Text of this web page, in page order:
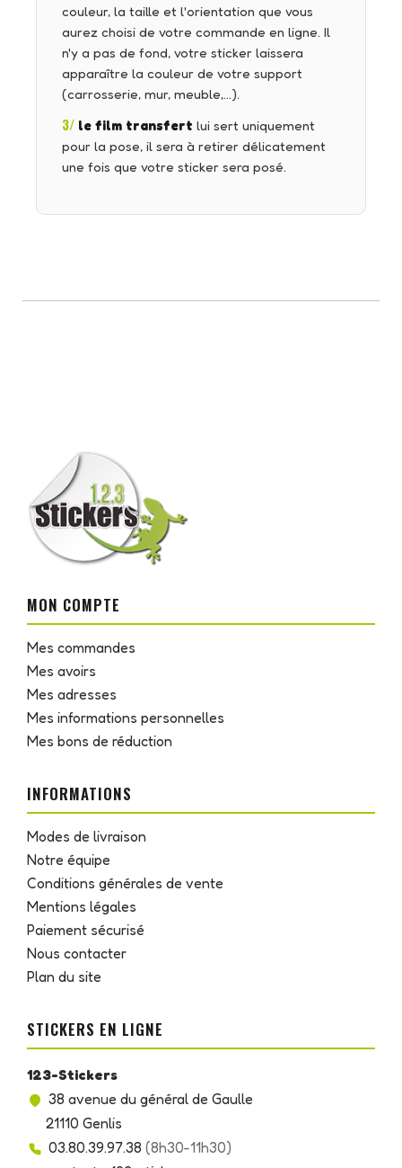
couleur, la taille et l'orientation que vous
aurez choisi de votre commande en ligne. Il
n'y a pas de fond, votre sticker laissera
apparaître la couleur de votre support
(carrosserie, mur, meuble,…).
3/ le film transfert lui sert uniquement
pour la pose, il sera à retirer délicatement
une fois que votre sticker sera posé.
MON COMPTE
Mes commandes
Mes avoirs
Mes adresses
Mes informations personnelles
Mes bons de réduction
INFORMATIONS
Modes de livraison
Notre équipe
Conditions générales de vente
Mentions légales
Paiement sécurisé
Nous contacter
Plan du site
STICKERS EN LIGNE
123-Stickers
38 avenue du général de Gaulle
21110 Genlis
03.80.39.97.38 (8h30-11h30)